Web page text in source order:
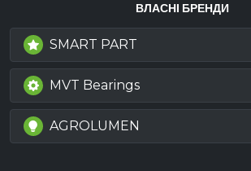
ВЛАСНІ БРЕНДИ
SMART PART
MVT Bearings
AGROLUMEN